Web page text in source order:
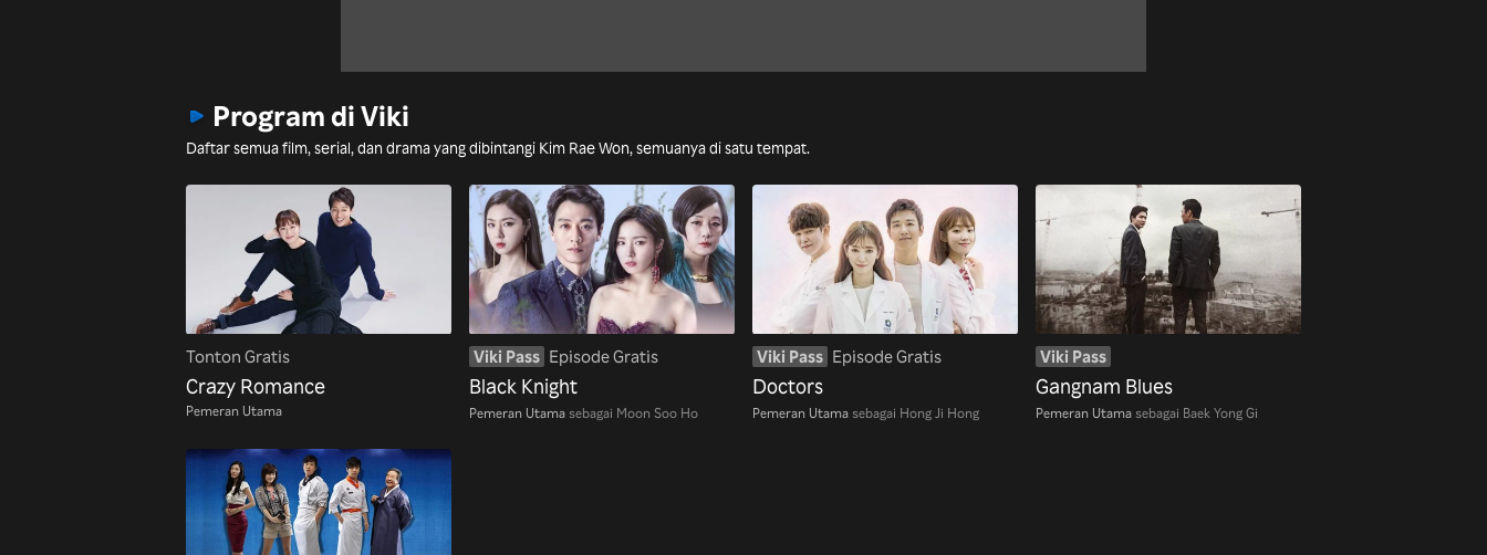
Program di Viki
Daftar semua film, serial, dan drama yang dibintangi Kim Rae Won, semuanya di satu tempat.
Tonton Gratis
Crazy Romance
Pemeran Utama
Viki Pass Episode Gratis
Black Knight
Pemeran Utama sebagai Moon Soo Ho
Viki Pass Episode Gratis
Doctors
Pemeran Utama sebagai Hong Ji Hong
Viki Pass
Gangnam Blues
Pemeran Utama sebagai Baek Yong Gi